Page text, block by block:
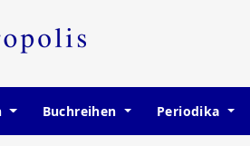
Buchreihen Periodika